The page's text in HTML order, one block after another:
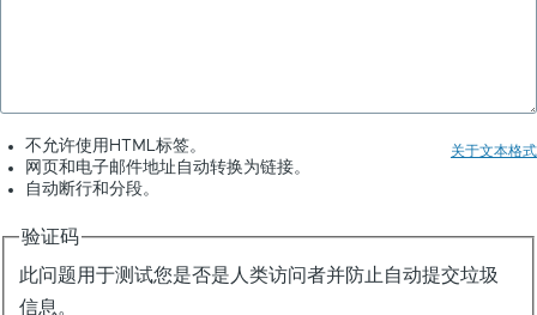
关于文本格式
不允许使用HTML标签。
网页和电子邮件地址自动转换为链接。
自动断行和分段。
验证码
此问题用于测试您是否是人类访问者并防止自动提交垃圾
信息。